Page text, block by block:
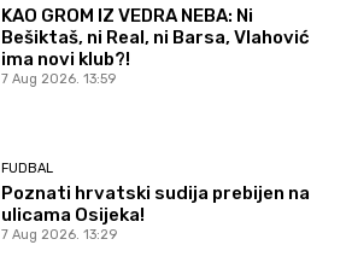
KAO GROM IZ VEDRA NEBA: Ni
Bešiktaš, ni Real, ni Barsa, Vlahović
ima novi klub?!
7 Aug 2026. 13:59
FUDBAL
Poznati hrvatski sudija prebijen na
ulicama Osijeka!
7 Aug 2026. 13:29